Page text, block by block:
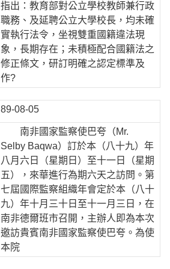
指出：教育部對公立學校教師兼行政
職務、及延聘公立大學校長，均未確
實執行法令，坐視雙重國籍違法現
象，長期存在；未積極配合國籍法之
修正條文，研訂明確之認定標準及
作?
89-08-05
南非國家監察使巴夸（Mr.
Selby Baqwa）訂於本（八十九）年
八月六日（星期日）至十一日（星期
五），來華進行為期六天之訪問。第
七屆國際監察組織年會定於本（八十
九）年十月三十日至十一月三日，在
南非德爾班市召開，主辦人即為本次
邀訪貴賓南非國家監察使巴夸。為使
本院